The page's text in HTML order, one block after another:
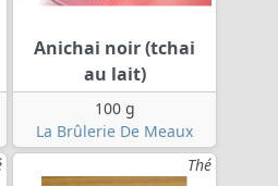
Anichai noir (tchai
au lait)
100 g
La Brûlerie De Meaux
Thé